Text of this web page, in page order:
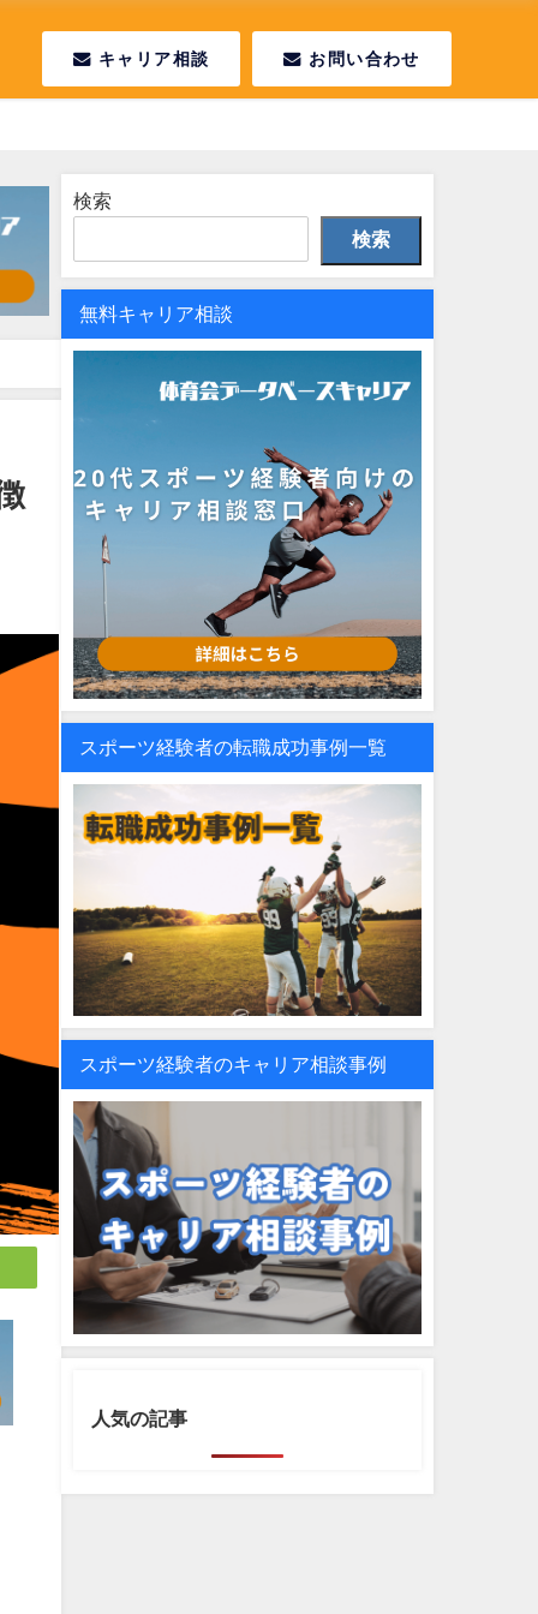
キャリア相談 お問い合わせ
検索
検索
無料キャリア相談
スポーツ経験者の転職成功事例一覧
スポーツ経験者のキャリア相談事例
人気の記事